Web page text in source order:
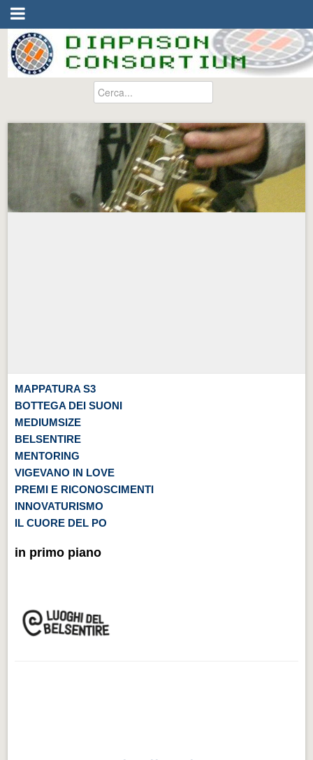
MAPPATURA S3
BOTTEGA DEI SUONI
MEDIUMSIZE
BELSENTIRE
MENTORING
VIGEVANO IN LOVE
PREMI E RICONOSCIMENTI
INNOVATURISMO
IL CUORE DEL PO
in primo piano